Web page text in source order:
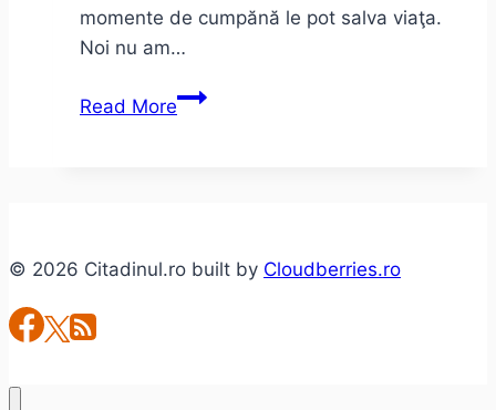
momente de cumpănă le pot salva viaţa.
Noi nu am…
Read MoreCursuri
din
© 2026 Citadinul.ro built by Cloudberries.ro